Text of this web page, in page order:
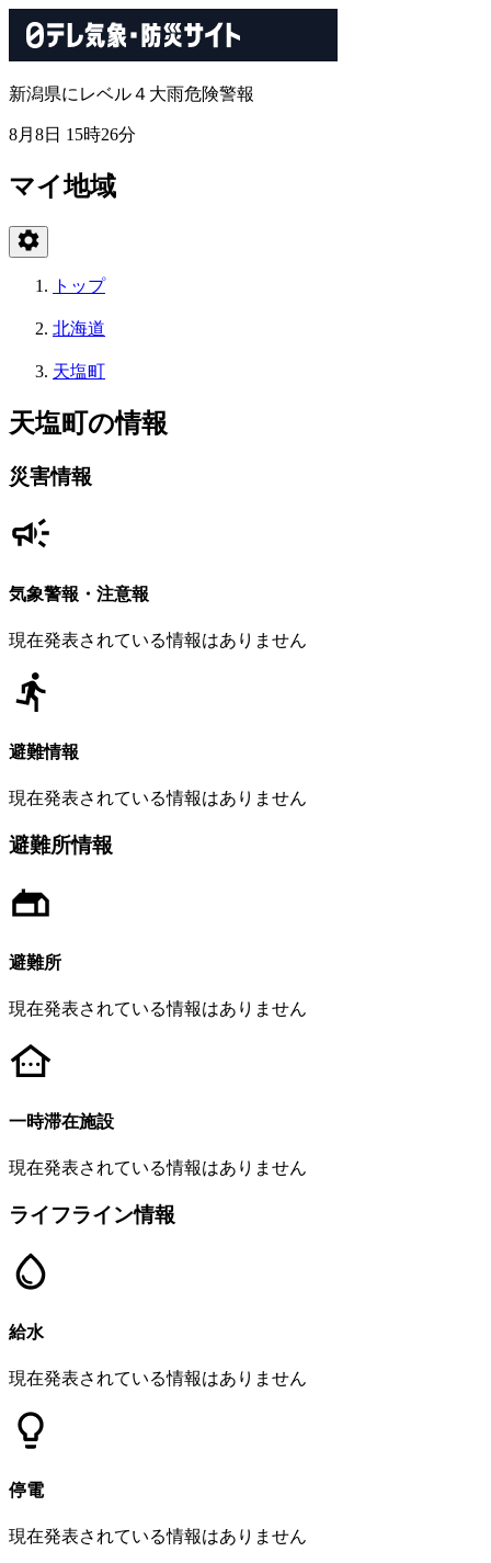
新潟県にレベル４大雨危険警報
8月8日 15時26分
マイ地域
トップ
北海道
天塩町
天塩町の情報
災害情報
気象警報・注意報
現在発表されている情報はありません
避難情報
現在発表されている情報はありません
避難所情報
避難所
現在発表されている情報はありません
一時滞在施設
現在発表されている情報はありません
ライフライン情報
給水
現在発表されている情報はありません
停電
現在発表されている情報はありません